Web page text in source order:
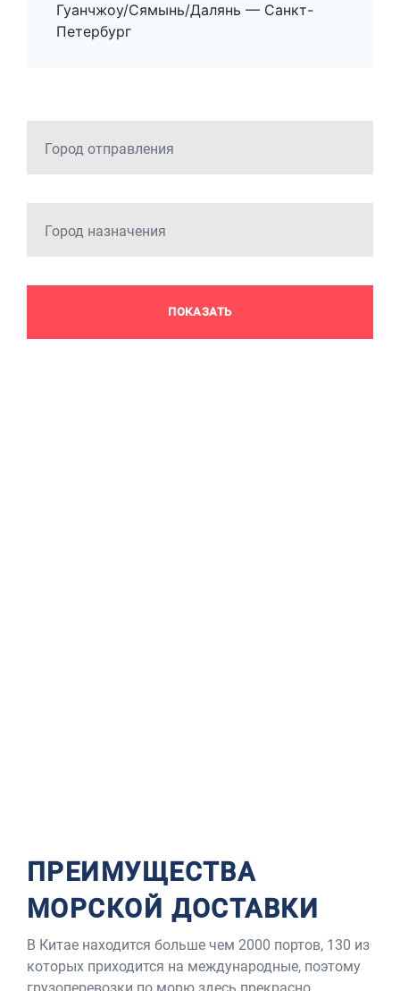
Гуанчжоу/Сямынь/Далянь — Санкт-
Петербург
Город отправления
Город назначения
ПОКАЗАТЬ
ПРЕИМУЩЕСТВА
МОРСКОЙ ДОСТАВКИ
В Китае находится больше чем 2000 портов, 130 из
которых приходится на международные, поэтому